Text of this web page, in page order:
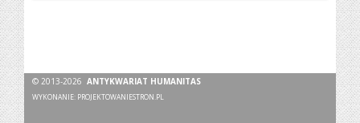
© 2013-2026ANTYKWARIAT HUMANITAS
WYKONANIE: PROJEKTOWANIESTRON.PL